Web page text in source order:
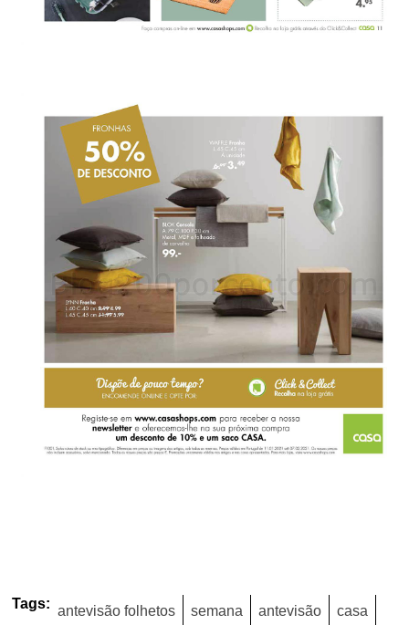
Tags: antevisão folhetos semana antevisão casa